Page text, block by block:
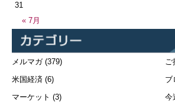
« 7月
31
メルマガ(379)
米国経済 (6)
マーケット (3)
ご
ブ
今